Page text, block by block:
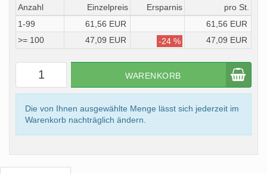
Anzahl Einzelpreis Ersparnis
pro St.
1-99
61,56 EUR
61,56 EUR
>= 100
47,09 EUR -24 % 47,09 EUR
WARENKORB
Die von Ihnen ausgewählte Menge lässt sich jederzeit im
Warenkorb nachträglich ändern.